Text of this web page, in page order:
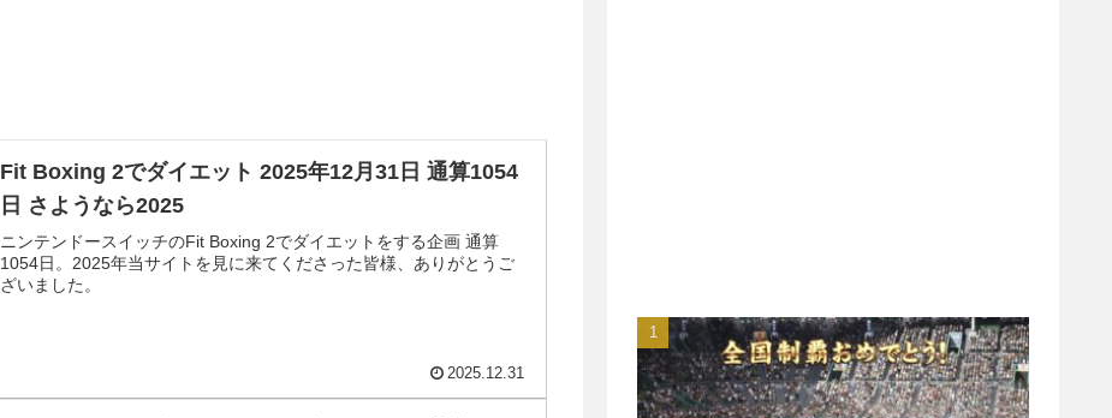
Fit Boxing 2でダイエット 2025年12月31日 通算1054
日 さようなら2025
ニンテンドースイッチのFit Boxing 2でダイエットをする企画 通算
1054日。2025年当サイトを見に来てくださった皆様、ありがとうご
ざいました。
2025.12.31